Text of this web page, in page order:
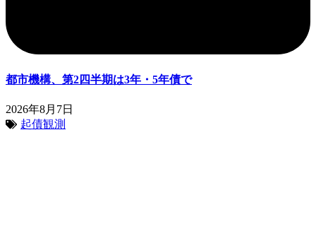
都市機構、第2四半期は3年・5年債で
2026年8月7日
起債観測